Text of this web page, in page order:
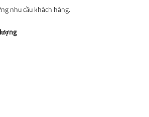
nhu cầu khách hàng.